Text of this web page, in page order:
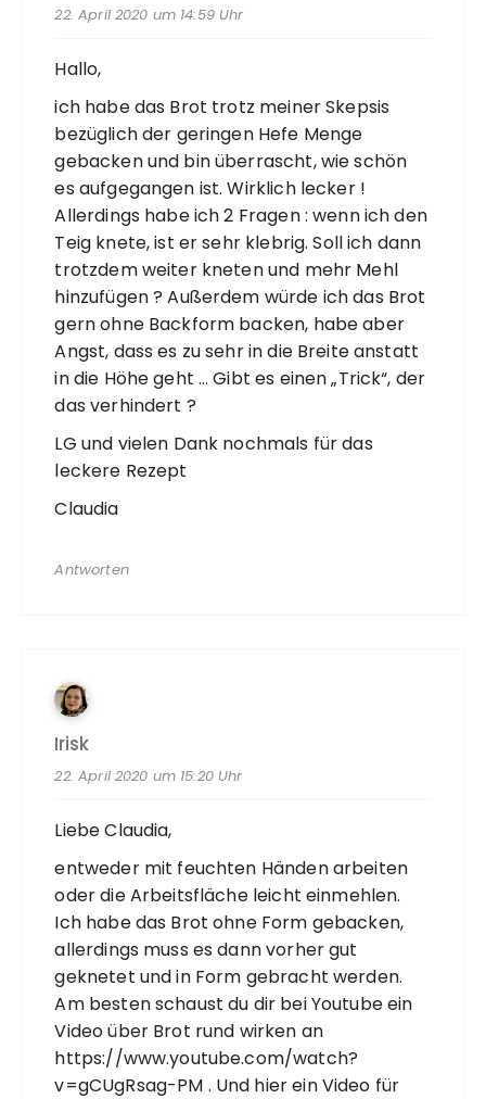
22. April 2020 um 14:59 Uhr
Hallo,
ich habe das Brot trotz meiner Skepsis
bezüglich der geringen Hefe Menge
gebacken und bin überrascht, wie schön
es aufgegangen ist. Wirklich lecker !
Allerdings habe ich 2 Fragen : wenn ich den
Teig knete, ist er sehr klebrig. Soll ich dann
trotzdem weiter kneten und mehr Mehl
hinzufügen ? Außerdem würde ich das Brot
gern ohne Backform backen, habe aber
Angst, dass es zu sehr in die Breite anstatt
in die Höhe geht … Gibt es einen „Trick“, der
das verhindert ?
LG und vielen Dank nochmals für das
leckere Rezept
Claudia
Antworten
Irisk
22. April 2020 um 15:20 Uhr
Liebe Claudia,
entweder mit feuchten Händen arbeiten
oder die Arbeitsfläche leicht einmehlen.
Ich habe das Brot ohne Form gebacken,
allerdings muss es dann vorher gut
geknetet und in Form gebracht werden.
Am besten schaust du dir bei Youtube ein
Video über Brot rund wirken an
https://www.youtube.com/watch?
v=gCUgRsag-PM . Und hier ein Video für